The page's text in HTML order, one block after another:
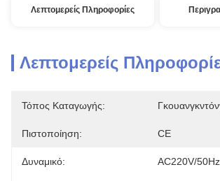
Λεπτομερείς Πληροφορίες
Λεπτομερείς
Τόπος Καταγωγής:
Πιστοποίηση: CE
Δυναμικό: AC220V/50Hz